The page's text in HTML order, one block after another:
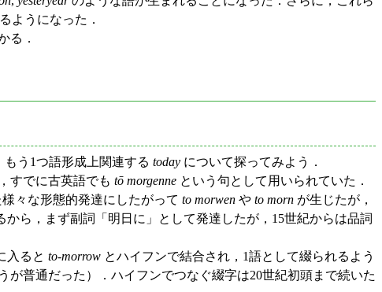
ようになった．
る．
う1つ語形成上関連する today について探ってみよう．
すでに古英語でも tō morgenne という句として用いられていた．
々な形態的発達にしたがって to morwen や to morn が生じたが，
ら，まず副詞「明日に」として発達したが，15世紀からは品詞
入ると to-morrow とハイフンで結合され，1語として綴られるよう
が普通だった）．ハイフンでつなぐ綴字は20世紀初頭まで続いた